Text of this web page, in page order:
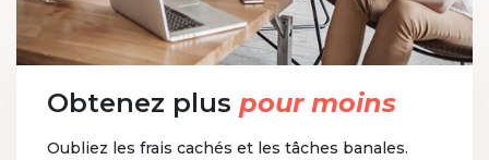
Obtenez plus pour moins
Oubliez les frais cachés et les tâches banales.